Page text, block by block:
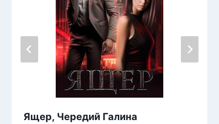
Ящер, Чередий Галина